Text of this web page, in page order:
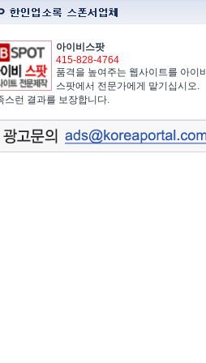
아이비스팟
415-828-4764
품격을 높여주는 웹사이트를 아이비
스팟에서 전문가에게 맡기십시오.
스런 결과를 보장합니다.